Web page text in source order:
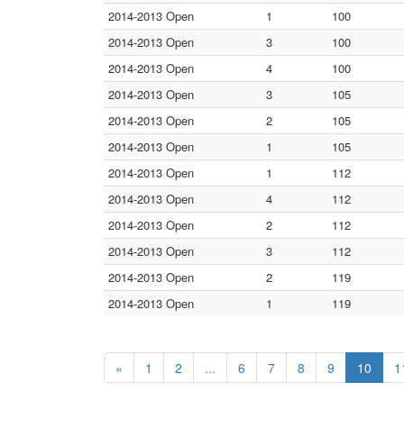
2014-2013 Open
1
100
2014-2013 Open
3
100
2014-2013 Open
4
100
2014-2013 Open
3
105
2014-2013 Open
2
105
2014-2013 Open
1
105
2014-2013 Open
1
112
2014-2013 Open
4
112
2014-2013 Open
2
112
2014-2013 Open
3
112
2014-2013 Open
2
119
2014-2013 Open
1 119
« 1 2 ... 6 7 8 9 10